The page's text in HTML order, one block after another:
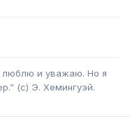
люблю и уважаю. Но я
(с) Э. Хемингуэй.